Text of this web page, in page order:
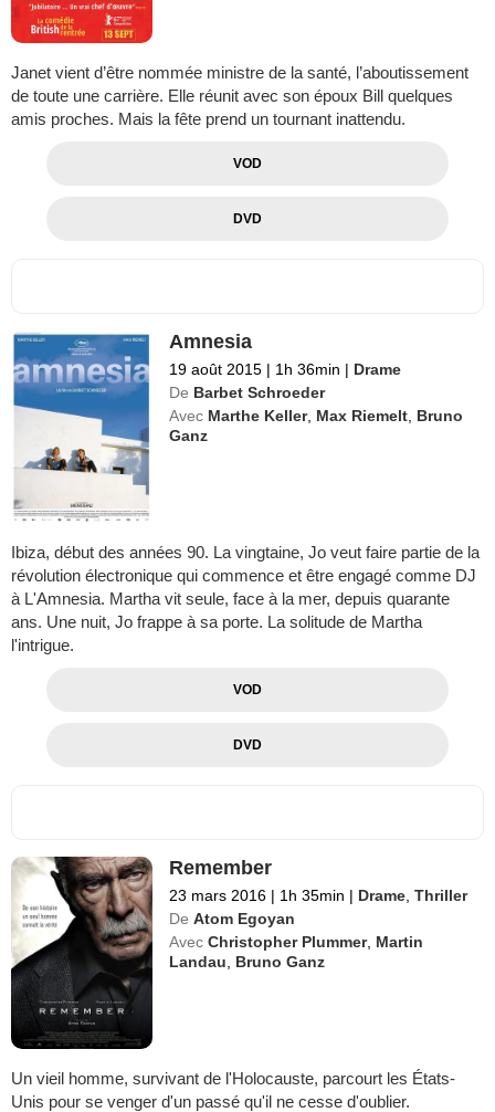
Janet vient d’être nommée ministre de la santé, l’aboutissement
de toute une carrière. Elle réunit avec son époux Bill quelques
amis proches. Mais la fête prend un tournant inattendu.
VOD
DVD
Amnesia
19 août 2015 | 1h 36min | Drame
De Barbet Schroeder
Avec Marthe Keller, Max Riemelt Bruno
Ganz
Ibiza, début des années 90. La vingtaine, Jo veut faire partie de la
révolution électronique qui commence et être engagé comme DJ
à L'Amnesia. Martha vit seule, face à la mer, depuis quarante
ans. Une nuit, Jo frappe à sa porte. La solitude de Martha
l'intrigue.
VOD
DVD
Remember
23 mars 2016 | 1h 35min | Drame ,Thriller
De Atom Egoyan
Avec Christopher Plummer, Martin
Landau
Bruno Ganz
Un vieil homme, survivant de l'Holocauste, parcourt les États-
Unis pour se venger d'un passé qu'il ne cesse d'oublier.